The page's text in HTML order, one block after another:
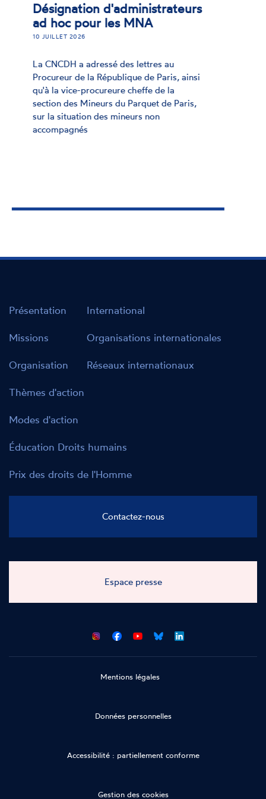
Déclaration du réseau
européen ENNHRI au sujet
de la déclaration sur les
3 AVRIL 2026
Dans une déclaration adoptée le 30 mars
2026, le Réseau européen des institutions
nationales des droits de l’homme
(ENNHRI) s’adresse aux États membres
Présentation
Missions
Organisation
Thèmes d'action
Modes d'action
International
Organisations internationales
Réseaux internationaux
Éducation Droits humains
Prix des droits de l'Homme
Contactez-nous
Espace presse
CNCDHCNCDHCNCDHCNCDH
Mentions légales
Données personnelles
Accessibilité : partiellement conforme
Gestion des cookies